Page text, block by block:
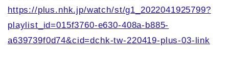
https://plus.nhk.jp/watch/st/g1_2022041925799?
playlist_id=015f3760-e630-408a-b885-
a639739f0d74&cid=dchk-tw-220419-plus-03-link